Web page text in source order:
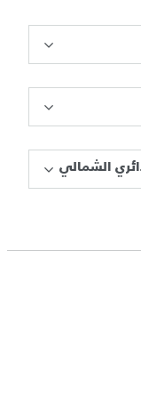
الشمالي